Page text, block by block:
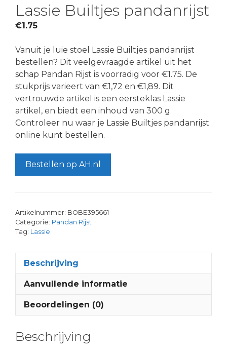
Lassie Builtjes pandanrijst
€1.75
Vanuit je luie stoel Lassie Builtjes pandanrijst
bestellen? Dit veelgevraagde artikel uit het
schap Pandan Rijst is voorradig voor €1.75. De
stukprijs varieert van €1,72 en €1,89. Dit
vertrouwde artikel is een eersteklas Lassie
artikel, en biedt een inhoud van 300 g.
Controleer nu waar je Lassie Builtjes pandanrijst
online kunt bestellen.
Bestellen op AH.nl
Artikelnummer: BOBE395661
Categorie: Pandan Rijst
Tag: Lassie
Beschrijving
Aanvullende informatie
Beoordelingen (0)
Beschrijving